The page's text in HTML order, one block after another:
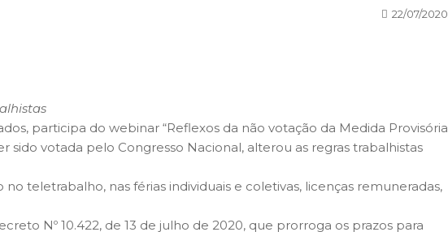
22/07/2020
participa do webinar “Reflexos da não votação da Medida Provisória
sido votada pelo Congresso Nacional, alterou as regras trabalhistas
teletrabalho, nas férias individuais e coletivas, licenças remuneradas,
Nº 10.422, de 13 de julho de 2020, que prorroga os prazos para